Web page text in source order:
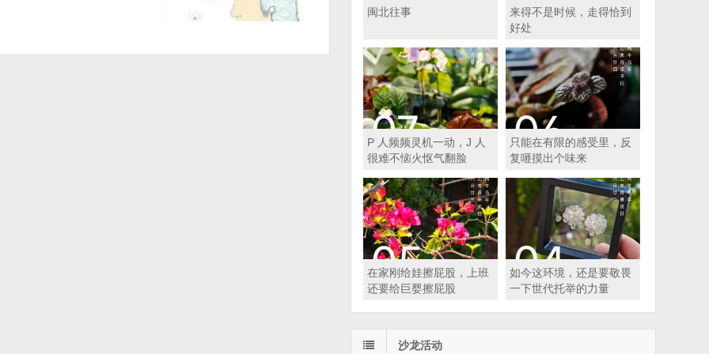
闽北往事
来得不是时候，走得恰到
好处
P 人频频灵机一动，J 人
很难不恼火怄气翻脸
只能在有限的感受里，反
复咂摸出个味来
在家刚给娃擦屁股，上班
还要给巨婴擦屁股
如今这环境，还是要敬畏
一下世代托举的力量
沙龙活动